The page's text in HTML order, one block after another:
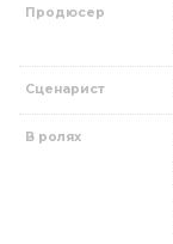
Продюсер
Сценарист
В ролях